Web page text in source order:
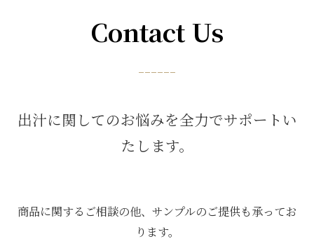
Contact Us
------
出汁に関してのお悩みを全力でサポートい
たします。
商品に関するご相談の他、サンプルのご提供も承ってお
ります。